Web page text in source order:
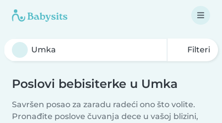
Filteri
Poslovi bebisiterke u Umka
Savršen posao za zaradu radeći ono što volite.
Pronađite poslove čuvanja dece u vašoj blizini,